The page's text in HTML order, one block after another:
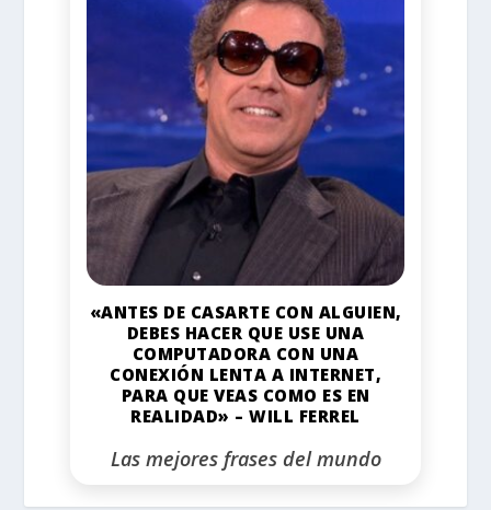
«ANTES DE CASARTE CON ALGUIEN,
DEBES HACER QUE USE UNA
COMPUTADORA CON UNA
CONEXIÓN LENTA A INTERNET,
PARA QUE VEAS COMO ES EN
REALIDAD» – WILL FERREL
Las mejores frases del mundo